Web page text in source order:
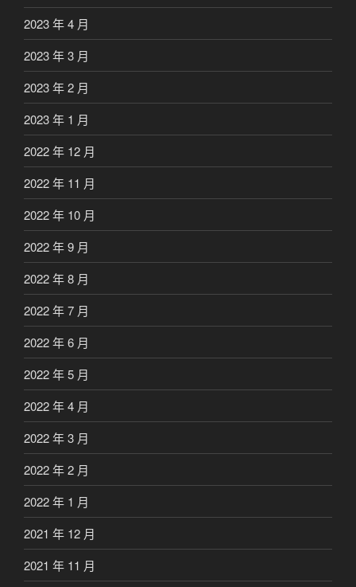
2023 年 4 月
2023 年 3 月
2023 年 2 月
2023 年 1 月
2022 年 12 月
2022 年 11 月
2022 年 10 月
2022 年 9 月
2022 年 8 月
2022 年 7 月
2022 年 6 月
2022 年 5 月
2022 年 4 月
2022 年 3 月
2022 年 2 月
2022 年 1 月
2021 年 12 月
2021 年 11 月